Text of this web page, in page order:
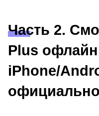
Часть 2.
Plus
iPhone/